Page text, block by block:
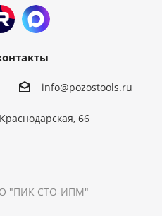
info@pozostools.ru
66
"ПИК СТО-ИПМ"